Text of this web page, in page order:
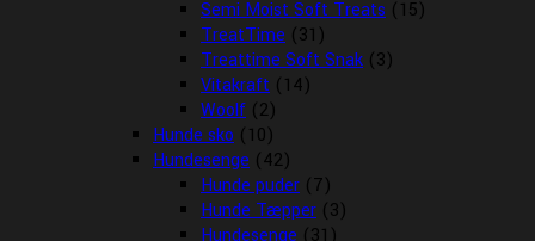
Semi Moist Soft Treats (15)
TreatTime (31)
Treattime Soft Snak (3)
Vitakraft (14)
Woolf (2)
Hunde sko (10)
Hundesenge (42)
Hunde puder (7)
Hunde Tæpper (3)
Hundesenge (31)